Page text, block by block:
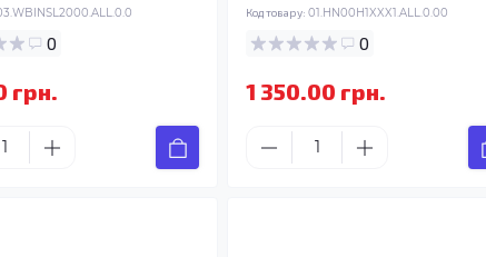
0
грн.
Код товару: 01.HN00H1XXX1.ALL.0.00
0
1 350.00 грн.